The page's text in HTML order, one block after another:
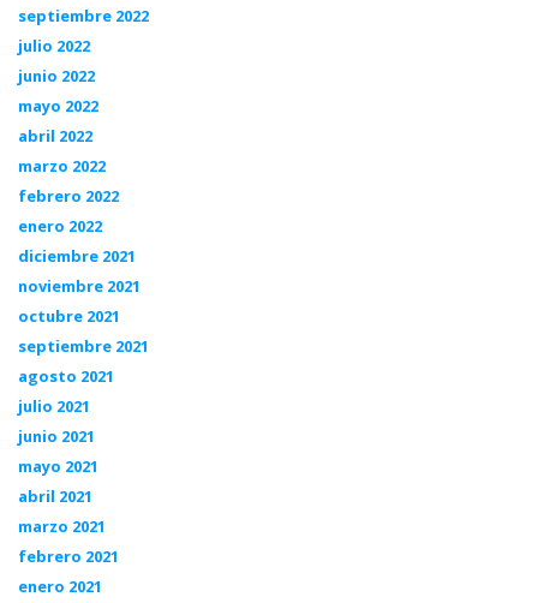
septiembre 2022
julio 2022
junio 2022
mayo 2022
abril 2022
marzo 2022
febrero 2022
enero 2022
diciembre 2021
noviembre 2021
octubre 2021
septiembre 2021
agosto 2021
julio 2021
junio 2021
mayo 2021
abril 2021
marzo 2021
febrero 2021
enero 2021